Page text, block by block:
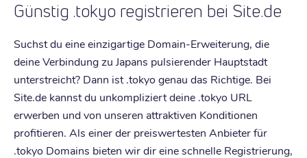
Günstig .tokyo registrieren bei Site.de
Suchst du eine einzigartige Domain-Erweiterung, die
deine Verbindung zu Japans pulsierender Hauptstadt
unterstreicht? Dann ist .tokyo genau das Richtige. Bei
Site.de kannst du unkompliziert deine .tokyo URL
erwerben und von unseren attraktiven Konditionen
profitieren. Als einer der preiswertesten Anbieter für
.tokyo Domains bieten wir dir eine schnelle Registrierung,